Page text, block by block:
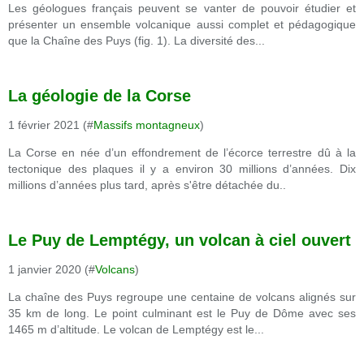
Les géologues français peuvent se vanter de pouvoir étudier et
présenter un ensemble volcanique aussi complet et pédagogique
que la Chaîne des Puys (fig. 1). La diversité des...
La géologie de la Corse
1 février 2021 (#Massifs montagneux)
La Corse en née d’un effondrement de l’écorce terrestre dû à la
tectonique des plaques il y a environ 30 millions d’années. Dix
millions d’années plus tard, après s'être détachée du..
Le Puy de Lemptégy, un volcan à ciel ouvert
1 janvier 2020 (#Volcans)
La chaîne des Puys regroupe une centaine de volcans alignés sur
35 km de long. Le point culminant est le Puy de Dôme avec ses
1465 m d’altitude. Le volcan de Lemptégy est le...